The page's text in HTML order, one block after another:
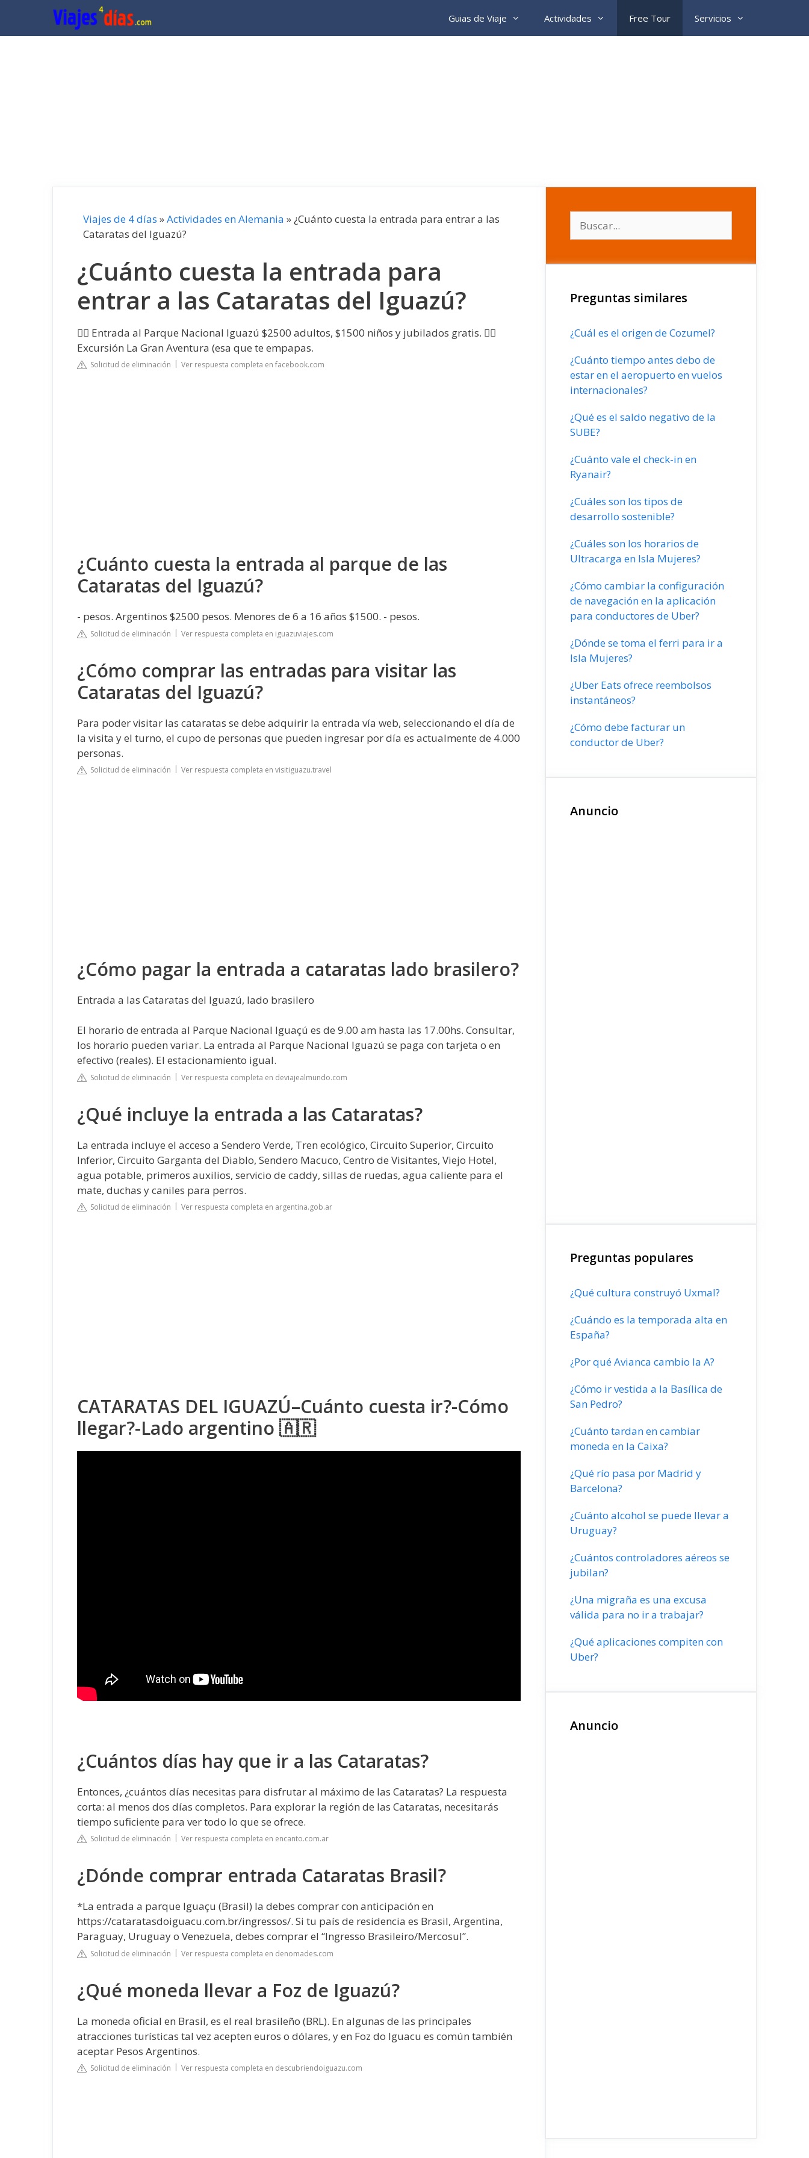
contenido
Guias de Viaje Actividades Free Tour Servicios
Viajes de 4 días »Actividades en Alemania »¿Cuánto cuesta la entrada para entrar a las
Cataratas del Iguazú?
¿Cuánto cuesta la entrada para
entrar a las Cataratas del Iguazú?
👉🏻 Entrada al Parque Nacional Iguazú $2500 adultos, $1500 niños y jubilados gratis. 👉🏻
Excursión La Gran Aventura (esa que te empapas.
Solicitud de eliminación Ver respuesta completa en facebook.com
¿Cuánto cuesta la entrada al parque de las
Cataratas del Iguazú?
- pesos. Argentinos $2500 pesos. Menores de 6 a 16 años $1500. - pesos.
Solicitud de eliminación Ver respuesta completa en iguazuviajes.com
¿Cómo comprar las entradas para visitar las
Cataratas del Iguazú?
Para poder visitar las cataratas se debe adquirir la entrada vía web, seleccionando el día de
la visita y el turno, el cupo de personas que pueden ingresar por día es actualmente de 4.000
personas.
Solicitud de eliminación Ver respuesta completa en visitiguazu.travel
¿Cómo pagar la entrada a cataratas lado brasilero?
Entrada a las Cataratas del Iguazú, lado brasilero
El horario de entrada al Parque Nacional Iguaçú es de 9.00 am hasta las 17.00hs. Consultar,
los horario pueden variar. La entrada al Parque Nacional Iguazú se paga con tarjeta o en
efectivo (reales). El estacionamiento igual.
Solicitud de eliminación Ver respuesta completa en deviajealmundo.com
¿Qué incluye la entrada a las Cataratas?
La entrada incluye el acceso a Sendero Verde, Tren ecológico, Circuito Superior, Circuito
Inferior, Circuito Garganta del Diablo, Sendero Macuco, Centro de Visitantes, Viejo Hotel,
agua potable, primeros auxilios, servicio de caddy, sillas de ruedas, agua caliente para el
mate, duchas y caniles para perros.
Solicitud de eliminación Ver respuesta completa en argentina.gob.ar
CATARATAS DEL IGUAZÚ–Cuánto cuesta ir?-Cómo
llegar?-Lado argentino 🇦🇷
¿Cuántos días hay que ir a las Cataratas?
Entonces, ¿cuántos días necesitas para disfrutar al máximo de las Cataratas? La respuesta
corta: al menos dos días completos. Para explorar la región de las Cataratas, necesitarás
tiempo suficiente para ver todo lo que se ofrece.
Solicitud de eliminación Ver respuesta completa en encanto.com.ar
¿Dónde comprar entrada Cataratas Brasil?
*La entrada a parque Iguaçu (Brasil) la debes comprar con anticipación en
https://cataratasdoiguacu.com.br/ingressos/. Si tu país de residencia es Brasil, Argentina,
Paraguay, Uruguay o Venezuela, debes comprar el “Ingresso Brasileiro/Mercosul”.
Solicitud de eliminación Ver respuesta completa en denomades.com
¿Qué moneda llevar a Foz de Iguazú?
La moneda oficial en Brasil, es el real brasileño (BRL). En algunas de las principales
atracciones turísticas tal vez acepten euros o dólares, y en Foz do Iguacu es común también
aceptar Pesos Argentinos.
Solicitud de eliminación Ver respuesta completa en descubriendoiguazu.com
Preguntas similares
¿Cuál es el origen de Cozumel?
¿Cuánto tiempo antes debo de
estar en el aeropuerto en vuelos
internacionales?
¿Qué es el saldo negativo de la
SUBE?
¿Cuánto vale el check-in en
Ryanair?
¿Cuáles son los tipos de
desarrollo sostenible?
¿Cuáles son los horarios de
Ultracarga en Isla Mujeres?
¿Cómo cambiar la configuración
de navegación en la aplicación
para conductores de Uber?
¿Dónde se toma el ferri para ir a
Isla Mujeres?
¿Uber Eats ofrece reembolsos
instantáneos?
¿Cómo debe facturar un
conductor de Uber?
Anuncio
Preguntas populares
¿Qué cultura construyó Uxmal?
¿Cuándo es la temporada alta en
España?
¿Por qué Avianca cambio la A?
¿Cómo ir vestida a la Basílica de
San Pedro?
¿Cuánto tardan en cambiar
moneda en la Caixa?
¿Qué río pasa por Madrid y
Barcelona?
¿Cuánto alcohol se puede llevar a
Uruguay?
¿Cuántos controladores aéreos se
jubilan?
¿Una migraña es una excusa
válida para no ir a trabajar?
¿Qué aplicaciones compiten con
Uber?
Anuncio